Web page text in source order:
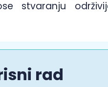
stvaranju
rad